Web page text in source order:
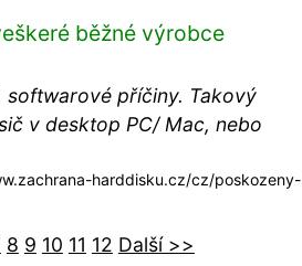
běžné výrobce
příčiny. Takový
v desktop PC/ Mac, nebo
harddisku.cz/cz/poskozeny-
8 9 10 11 12 Další >>